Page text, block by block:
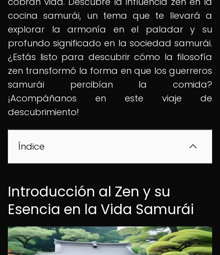
cocina samurái, un tema que te llevará a
explorar la armonía en el paladar y su
profundo significado en la sociedad samurái.
¿Estás listo para descubrir cómo la filosofía
zen transformó la forma en que los guerreros
samurái percibían la comida?
¡Acompáñanos en este viaje de
descubrimiento!
Índice
Introducción al Zen y su
Esencia en la Vida Samurái